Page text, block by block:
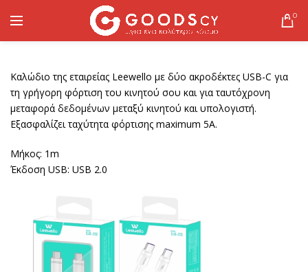
0
Καλώδιο της εταιρείας Leewello με δύο ακροδέκτες USB-C για
τη γρήγορη φόρτιση του κινητού σου και για ταυτόχρονη
μεταφορά δεδομένων μεταξύ κινητού και υπολογιστή.
Εξασφαλίζει ταχύτητα φόρτισης maximum 5A.
Μήκος: 1m
Έκδοση USB: USB 2.0